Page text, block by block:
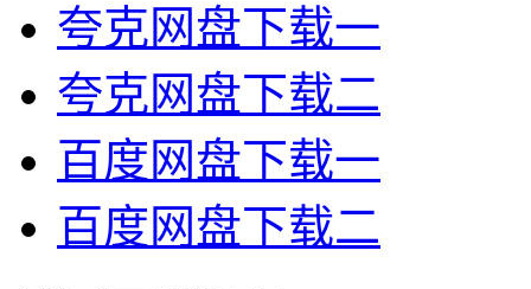
夸克网盘下载一
夸克网盘下载二
百度网盘下载一
百度网盘下载二